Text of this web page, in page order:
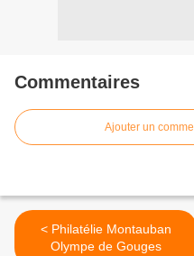
Commentaires
Ajouter un
< Philatélie Montauban
Olympe de Gouges